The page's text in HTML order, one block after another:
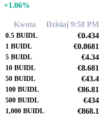
+1.06%
Kwota Dzisiaj 9:58 PM
0.5 BUIDL €0.434
1 BUIDL €0.8681
5 BUIDL €4.34
10 BUIDL €8.681
50 BUIDL €43.4
100 BUIDL €86.81
500 BUIDL €434
1,000 BUIDL €868.1